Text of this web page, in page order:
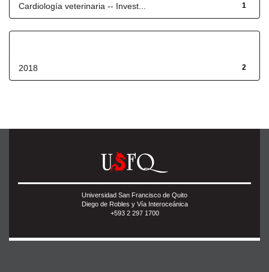
1
Cardiología veterinaria -- Invest...
2
2018
Universidad San Francisco de Quito
Diego de Robles y Vía Interoceánica
+593 2 297 1700